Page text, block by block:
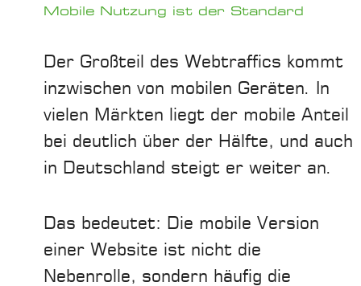
Mobile Nutzung ist der Standard
Der Großteil des Webtraffics kommt
inzwischen von mobilen Geräten. In
vielen Märkten liegt der mobile Anteil
bei deutlich über der Hälfte, und auch
in Deutschland steigt er weiter an.
Das bedeutet: Die mobile Version
einer Website ist nicht die
Nebenrolle, sondern häufig die